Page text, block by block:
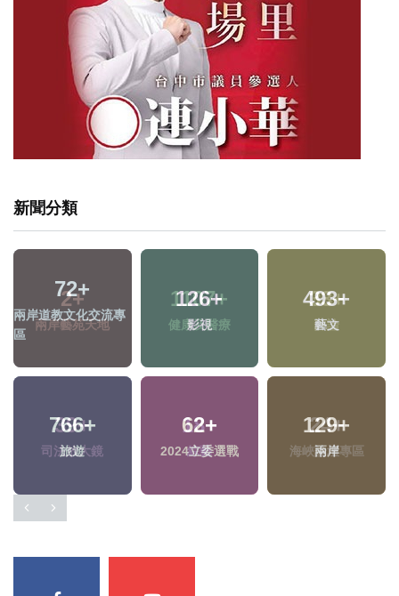
新聞分類
2+
兩岸藝苑天地
1107+
健康及醫療
33+
評論
39+
司法放大鏡
18+
綜藝
24+
海峽論壇專區